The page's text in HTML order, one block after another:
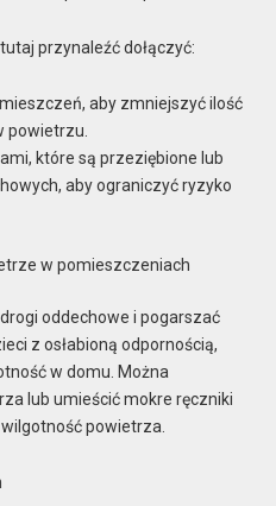
przynaleźć dołączyć:
aby zmniejszyć ilość
powietrzu.
które są przeziębione lub
aby ograniczyć ryzyko
w pomieszczeniach
oddechowe i pogarszać
z osłabioną odpornością,
w domu. Można
lub umieścić mokre ręczniki
powietrza.